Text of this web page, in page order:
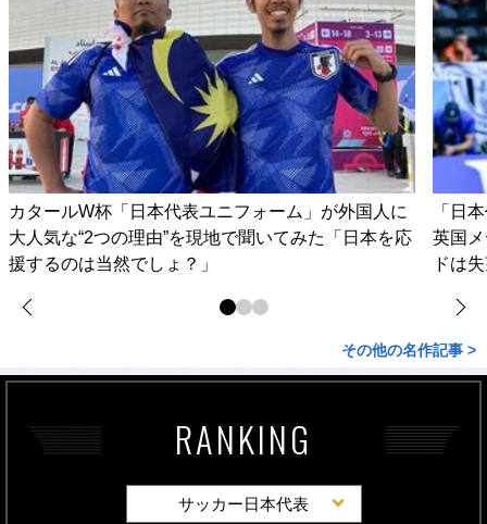
カタールW杯「日本代表ユニフォーム」が外国人に
大人気な“2つの理由”を現地で聞いてみた「日本を応
援するのは当然でしょ？」
「日
英国
ドは
その他の名作記事 >
RANKING
サッカー日本代表